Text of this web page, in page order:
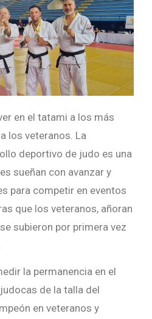
en el tatami a los más
los veteranos. La
deportivo de judo es una
sueñan con avanzar y
para competir en eventos
que los veteranos, añoran
subieron por primera vez
la permanencia en el
de la talla del
en veteranos y